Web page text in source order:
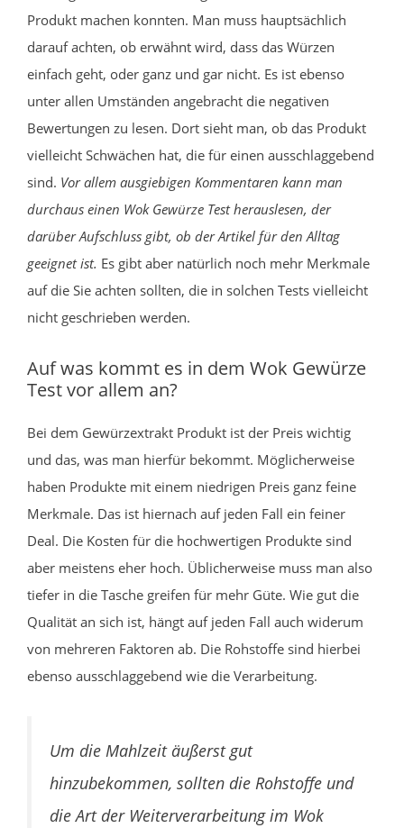
Produkt machen konnten. Man muss hauptsächlich
darauf achten, ob erwähnt wird, dass das Würzen
einfach geht, oder ganz und gar nicht. Es ist ebenso
unter allen Umständen angebracht die negativen
Bewertungen zu lesen. Dort sieht man, ob das Produkt
vielleicht Schwächen hat, die für einen ausschlaggebend
sind. Vor allem ausgiebigen Kommentaren kann man
durchaus einen Wok Gewürze Test herauslesen, der
darüber Aufschluss gibt, ob der Artikel für den Alltag
geeignet ist. Es gibt aber natürlich noch mehr Merkmale
auf die Sie achten sollten, die in solchen Tests vielleicht
nicht geschrieben werden.
Auf was kommt es in dem Wok Gewürze
Test vor allem an?
Bei dem Gewürzextrakt Produkt ist der Preis wichtig
und das, was man hierfür bekommt. Möglicherweise
haben Produkte mit einem niedrigen Preis ganz feine
Merkmale. Das ist hiernach auf jeden Fall ein feiner
Deal. Die Kosten für die hochwertigen Produkte sind
aber meistens eher hoch. Üblicherweise muss man also
tiefer in die Tasche greifen für mehr Güte. Wie gut die
Qualität an sich ist, hängt auf jeden Fall auch widerum
von mehreren Faktoren ab. Die Rohstoffe sind hierbei
ebenso ausschlaggebend wie die Verarbeitung.
Um die Mahlzeit äußerst gut
hinzubekommen, sollten die Rohstoffe und
die Art der Weiterverarbeitung im Wok